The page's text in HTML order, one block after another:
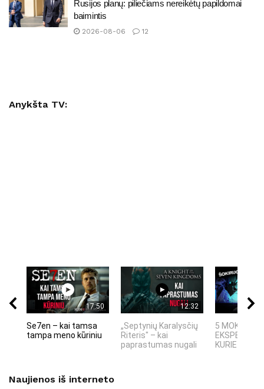
Rusijos planų: piliečiams nereikėtų papildomai
baimintis
2026-08-06 12
Anykšta TV:
17:50
Se7en – kai tamsa
tampa meno kūriniu
12:32
„Septynių Karalysčių
Riteris" – kai
paprastumas nugali
5 MOKSLINIAI
KURIE
Naujienos iš interneto